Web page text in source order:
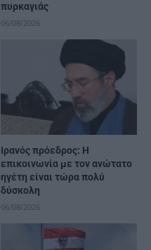
πυρκαγιάς
06/08/2026
Ιρανός πρόεδρος: Η
επικοινωνία με τον ανώτατο
ηγέτη είναι τώρα πολύ
δύσκολη
06/08/2026